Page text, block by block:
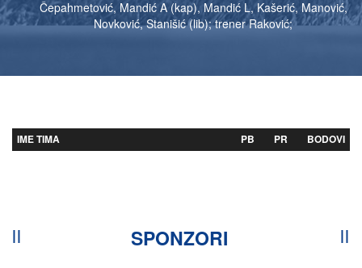
Čepahmetović, Mandić A (kap), Mandić L, Kašerić, Manović,
Novković, Stanišić (lib); trener Raković;
IME TIMA PB PR BODOVI
SPONZORI